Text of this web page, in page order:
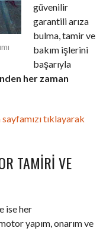
güvenilir
garantili arıza
bulma, tamir ve
bakım işlerini
başarıyla
her zaman
tıklayarak
TAMIRI VE
ise her
yapım, onarım ve